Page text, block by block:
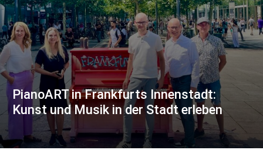
PianoART in Frankfurts Innenstadt:
Kunst und Musik in der Stadt erleben